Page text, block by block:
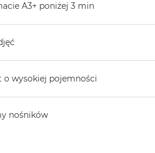
A3+ poniżej 3 min
wysokiej pojemności
nośników